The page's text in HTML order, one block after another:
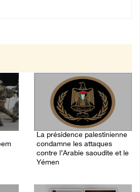
La présidence palestinienne
condamne les attaques
contre l’Arabie saoudite et le
Yémen